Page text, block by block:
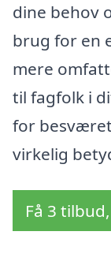
dine behov
brug for en
mere
til fagfolk i
for
virkelig
Få 3